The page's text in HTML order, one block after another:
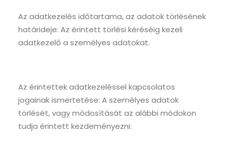
Az adatkezelés időtartama, az adatok törlésének
határideje: Az érintett törlési kéréséig kezeli
adatkezelő a személyes adatokat.
Az érintettek adatkezeléssel kapcsolatos
jogainak ismertetése: A személyes adatok
törlését, vagy módosítását az alábbi módokon
tudja érintett kezdeményezni: